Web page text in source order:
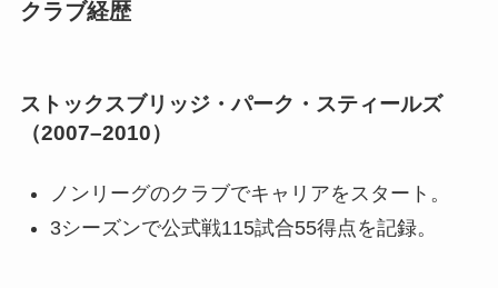
クラブ経歴
ストックスブリッジ・パーク・スティールズ
（2007–2010）
ノンリーグのクラブでキャリアをスタート。
3シーズンで公式戦115試合55得点を記録。